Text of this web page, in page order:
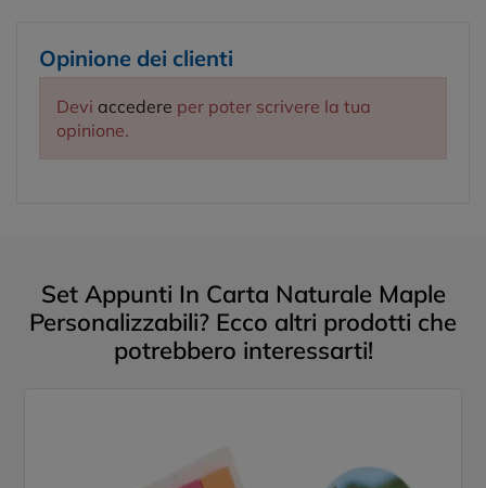
Opinione dei clienti
Devi accedere per poter scrivere la tua
opinione.
Set Appunti In Carta Naturale Maple
Personalizzabili? Ecco altri prodotti che
potrebbero interessarti!